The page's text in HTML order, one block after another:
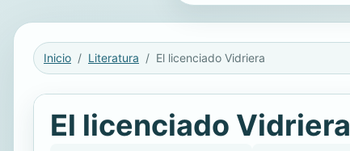
Inicio Literatura El licenciado Vidriera
El licenciado Vidriera